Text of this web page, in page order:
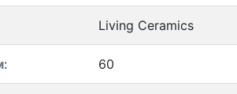
Living Ceramics
: 60